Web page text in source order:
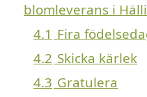
blomleverans i
4.1 Fira
4.2 Skicka kärlek
4.3 Gratulera